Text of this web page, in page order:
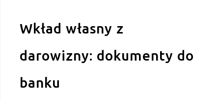
Wkład własny z
darowizny: dokumenty do
banku